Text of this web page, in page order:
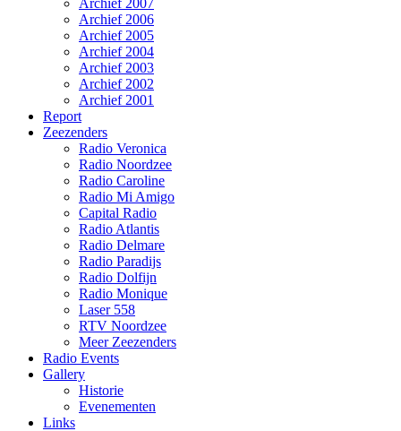
Archief 2007
Archief 2006
Archief 2005
Archief 2004
Archief 2003
Archief 2002
Archief 2001
Report
Zeezenders
Radio Veronica
Radio Noordzee
Radio Caroline
Radio Mi Amigo
Capital Radio
Radio Atlantis
Radio Delmare
Radio Paradijs
Radio Dolfijn
Radio Monique
Laser 558
RTV Noordzee
Meer Zeezenders
Radio Events
Gallery
Historie
Evenementen
Links